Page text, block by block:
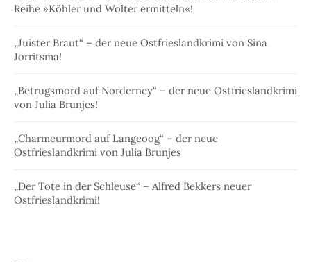
Reihe »Köhler und Wolter ermitteln«!
„Juister Braut“ – der neue Ostfrieslandkrimi von Sina
Jorritsma!
„Betrugsmord auf Norderney“ – der neue Ostfrieslandkrimi
von Julia Brunjes!
„Charmeurmord auf Langeoog“ – der neue
Ostfrieslandkrimi von Julia Brunjes
„Der Tote in der Schleuse“ – Alfred Bekkers neuer
Ostfrieslandkrimi!